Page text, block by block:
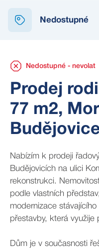
Nedostupné
Nedostupné - nevolat
Prodej
77 m2,
Nabízím k prodeji
Budějovicích na ulici
rekonstrukci.
podle vlastních
modernizace
přestavby, která využije
Dům je v současnosti